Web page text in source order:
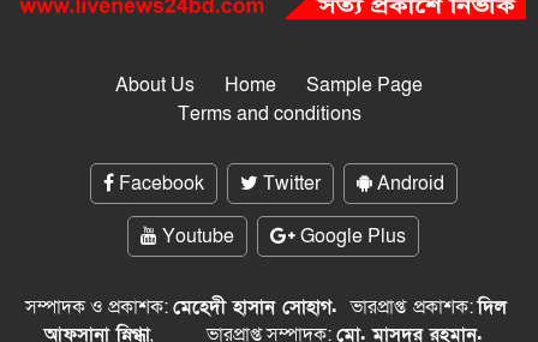
About Us Home
Sample Page
Terms and conditions
Facebook Twitter
Android
Youtube
Google Plus
সম্পাদক ও প্রকাশক:মেহেদী হাসান সোহাগ.ভারপ্রাপ্ত প্রকাশক:দিল
আফসানা স্নিগ্ধা, ভারপ্রাপ্ত সম্পাদক:মো. মাসুদুর রহমান.